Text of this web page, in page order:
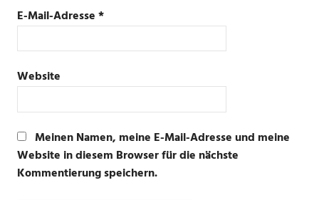
E-Mail-Adresse*
Website
Meinen Namen, meine E-Mail-Adresse und meine
Website in diesem Browser für die nächste
Kommentierung speichern.